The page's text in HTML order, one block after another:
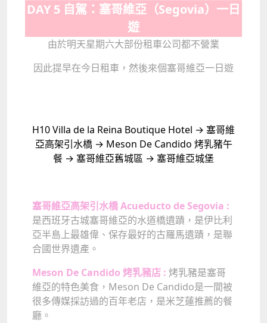
DAY 5 自駕：塞哥維亞（Segovia）一日
遊
由於明天星期六大部份租車公司都不營業
因此提早在今日租車，然後來個塞哥維亞一日遊
H10 Villa de la Reina Boutique Hotel → 塞哥維
亞高架引水橋 → Meson De Candido 烤乳豬午
餐 → 塞哥維亞舊城區 → 塞哥維亞城堡
塞哥維亞高架引水橋 Acueducto de Segovia :
是西班牙古城塞哥維亞的水道橋遺蹟，是伊比利
亞半島上最雄偉、保存最好的古羅馬遺蹟，是聯
合國世界遺產。
Meson De Candido 烤乳豬店 : 烤乳豬是塞哥
維亞的特色美食，Meson De Candido是一間被
很多傳媒採訪過的百年老店，是米芝蓮推薦的餐
廳。